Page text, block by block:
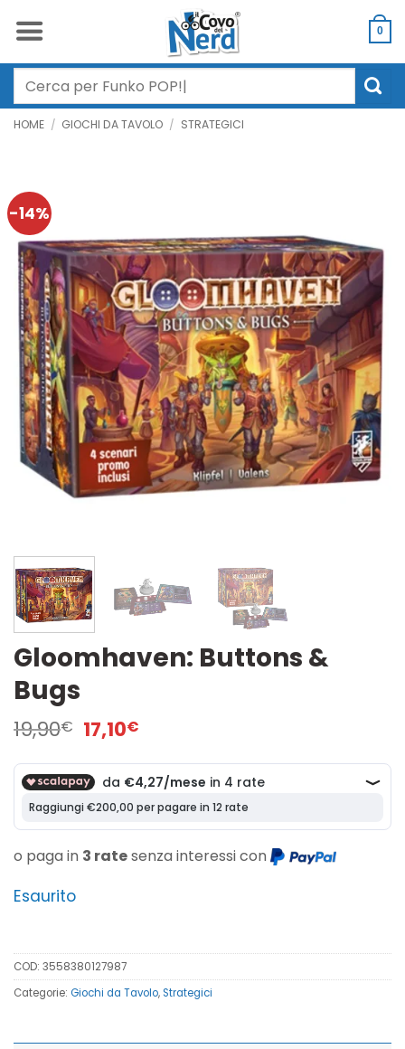
0
Cerca:
HOME / GIOCHI DA TAVOLO / STRATEGICI
-14%
Gloomhaven: Buttons &
Bugs
19,90€ Il
prezzo
originale
era:
19,90€.
17,10€
attuale
è:
17,10€.
o paga in 3 ratesenza interessi con
Esaurito
COD: 3558380127987
Categorie: Giochi da Tavolo, Strategici